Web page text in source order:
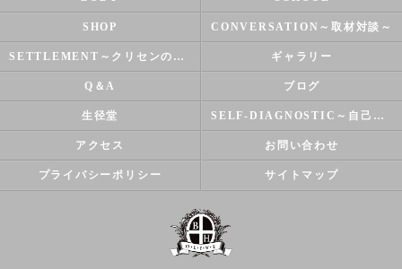
SHOP CONVERSATION～取材対談～
SETTLEMENT～クリセンのズバリ解決シリーズ～ ギャラリー
Q＆A ブログ
生径堂 SELF-DIAGNOSTIC～自己診断～
アクセス お問い合わせ
プライバシーポリシー サイトマップ